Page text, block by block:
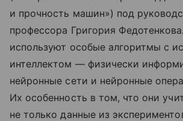
и прочность машин») под
профессора Григория
используют особые алгоритмы с
интеллектом — физически
нейронные сети и нейронные
Их особенность в том, что они
не только данные из